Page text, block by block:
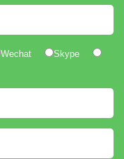
Wechat Skype